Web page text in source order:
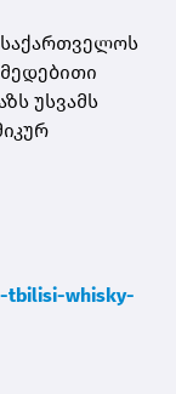
საქართველოს
უსვამს
tbilisi-whisky-